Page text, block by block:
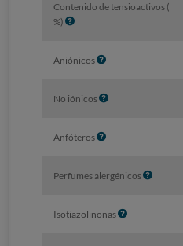
Contenido de tensioactivos (
%) I
o
AniónicosI
o
No iónicosI
o
AnfóterosI
o
Perfumes alergénicosI
IsotiazolinonasI